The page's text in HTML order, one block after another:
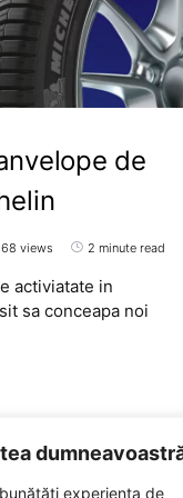
experiența de
de
views 2 minute read
activiatate in
sa conceapa noi